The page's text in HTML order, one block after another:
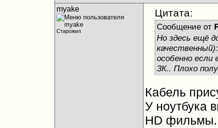
myake
Старожил
Цитата:
Сообщение от
Но здесь ещё
особенно если
ЗК.. Плохо
Кабель
У ноутбука
HD